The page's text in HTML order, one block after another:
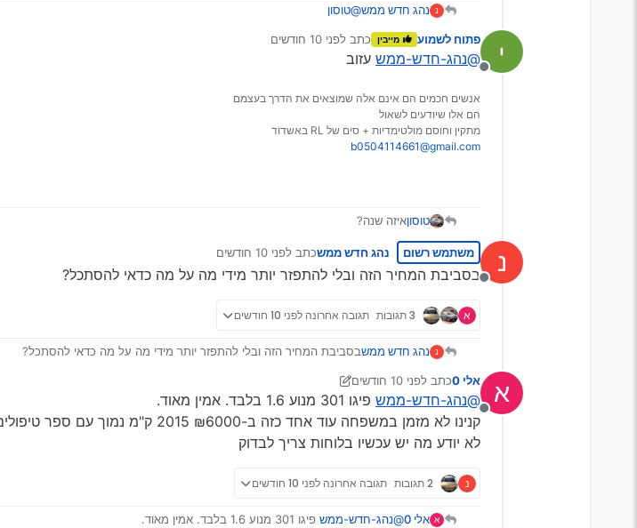
נ נהג חדש ממש@טוסון
מנותק
פתוח לשמוע מייבין כתב לפני 10 חודשים
נערך לאחרונה על ידי
@נהג-חדש-ממש עזוב
אנשים חכמים הם אינם אלה שמוצאים את הדרך בעצמם
הם אלו שיודעים לשאול
מתקין וחוסם מולטימדיות + סים של RL באשדוד
b0504114661@gmail.com
טוסוןאיזה שנה?
אתה יכול למצוא רכבים תקינים במחיר הזה, או עם בעיות של בלאי, ולא של תקלה,
נ
מנותק
משתמש רשום נהג חדש ממשכתב לפני 10 חודשים
נערך לאחרונה על ידי
בסביבת המחיר הזה ובלי להתפזר יותר מידי מה על מה כדאי להסתכל?
א 3 תגובות תגובה אחרונה לפני 10 חודשים
נ נהג חדש ממשבסביבת המחיר הזה ובלי להתפזר יותר מידי מה על מה כדאי להסתכל?
א
מנותק
אלי 0 כתב לפני 10 חודשים
נערך לאחרונה על ידי אלי 0
@נהג-חדש-ממש פיגו 301 מנוע 1.6 בלבד. אמין מאוד.
קנינו לא מזמן במשפחה עוד אחד כזה ב-₪6000 2015 ק"מ נמוך עם ספר טיפולים.
לא יודע מה יש עכשיו בלוחות צריך לבדוק
נ 2 תגובות תגובה אחרונה לפני 10 חודשים
א אלי 0 @נהג-חדש-ממש פיגו 301 מנוע 1.6 בלבד. אמין מאוד.